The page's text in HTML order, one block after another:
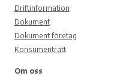
Driftinformation
Dokument
Dokument företag
Konsumenträtt
Om oss